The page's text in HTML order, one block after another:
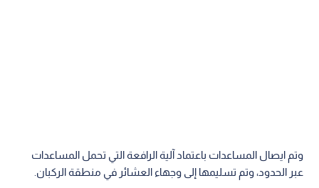
وتم ايصال المساعدات باعتماد آلية الرافعة التي تحمل المساعدات
عبر الحدود، وتم تسليمها إلى وجهاء العشائر في منطقة الركبان.